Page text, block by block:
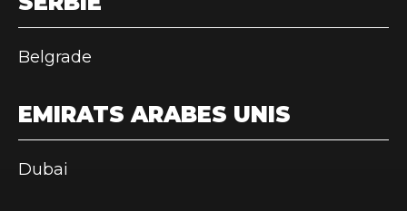
Belgrade
EMIRATS ARABES UNIS
Dubai